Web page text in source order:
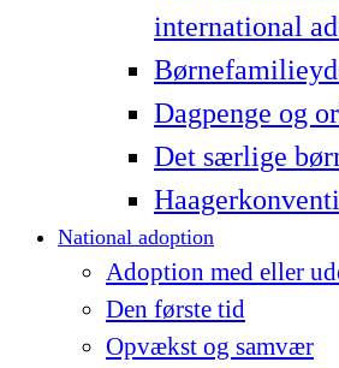
international
Dagpenge og
Det særlige
National adoption
Adoption med eller
Den første tid
Opvækst og samvær